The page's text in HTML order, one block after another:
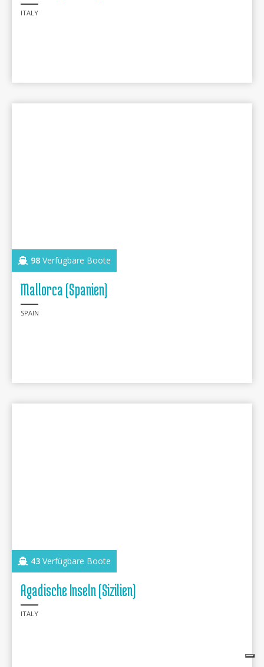
ITALY
98 Verfügbare Boote
Mallorca (Spanien)
SPAIN
43 Verfügbare Boote
Agadische Inseln (Sizilien)
ITALY